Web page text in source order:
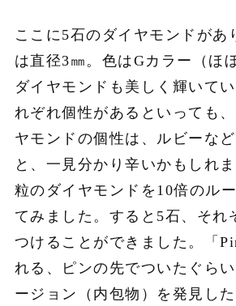
ここに5石のダイヤモンドがあ
は直径3㎜。色はGカラー（ほ
ダイヤモンドも美しく輝いて
れぞれ個性があるといっても
ヤモンドの個性は、ルビーな
と、一見分かり辛いかもしれ
粒のダイヤモンドを10倍のル
てみました。すると5石、それ
つけることができました。「
れる、ピンの先でついたぐら
ージョン（内包物）を発見した